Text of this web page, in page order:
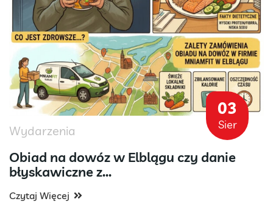
03
Sier
Wydarzenia
Obiad na dowóz w Elblągu czy danie
błyskawiczne z...
Czytaj Więcej